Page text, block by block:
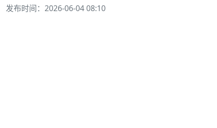
发布时间：2026-06-04 08:10